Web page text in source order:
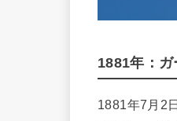
1881年：ガ
1881年7月2